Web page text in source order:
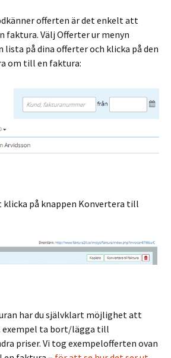
offerten är det enkelt att
faktura. Välj Offerter ur menyn
lista på dina offerter och klicka på den
om till en faktura:
klicka på knappen Konvertera till
har du självklart möjlighet att
ta bort/lägga till
priser. Vi tog exempelofferten ovan